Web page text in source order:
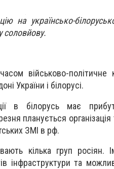
на українсько-
соловйову.
військово-політичне
України і білорусі.
в білорусь має
планується
ЗМІ в рф.
кілька груп росіян.
інфраструктури та